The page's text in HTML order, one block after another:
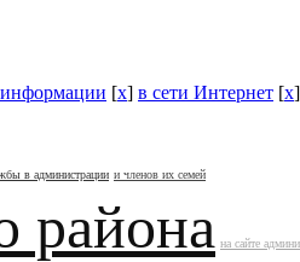
информации [x] в сети Интернет [x]
в администрации и членов их семей
района на сайте